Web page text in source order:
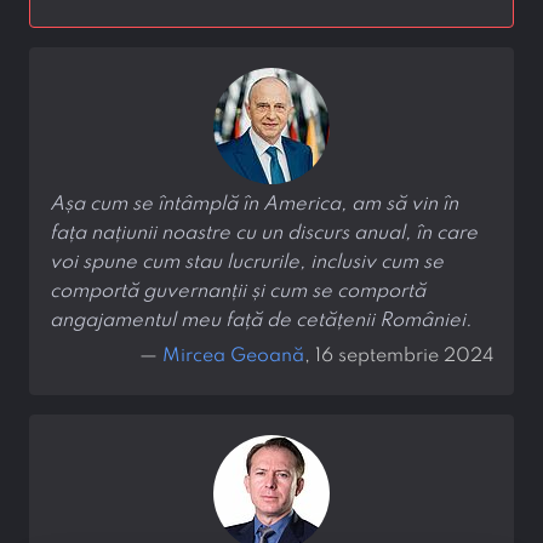
Așa cum se întâmplă în America, am să vin în
fața națiunii noastre cu un discurs anual, în care
voi spune cum stau lucrurile, inclusiv cum se
comportă guvernanții și cum se comportă
angajamentul meu față de cetățenii României.
— Mircea Geoană, 16 septembrie 2024